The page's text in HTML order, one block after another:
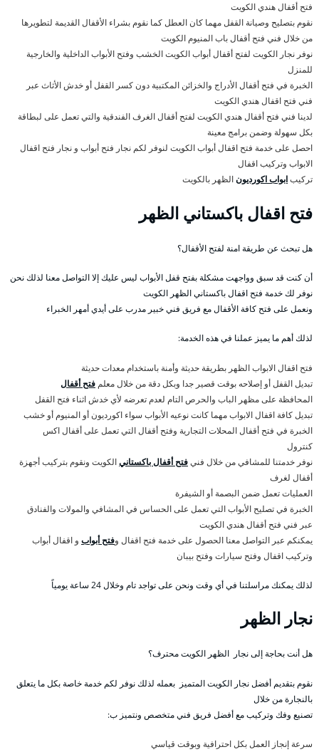
فتح أقفال هندي الكويت
نقوم بتصليح وصيانة القفل مهما كان العطل كما نقوم بشراء الأقفال القديمة لتطويرها
من خلال فني فتح أقفال باب المنيوم الكويت
نوفر نجار الكويت لفتح أقفال أبواب الكويت الخشب وفتح الأبواب الداخلية والخارجية
للمنزل
الخبرة في فتح أقفال الأدراج والخزائن المكتبية دون كسر القفل أو خدش الأثاث عبر
فني فتح اقفال هندي الكويت
لدينا فني فتح أقفال هندي الكويت لفتح أقفال الغرف الفندقية والتي تعمل على لبطاقة
بكل سهولة وضمن برامج معينة
احصل على خدمة فتح اقفال أبواب الكويت لنوفر لكم نجار فتح أبواب و نجار فتح اقفال
الابواب وتركيب اقفال
تركيبابواب اكورديونالظهر بالكويت
فتح اقفال باكستاني الظهر
هل تبحث عن طريقة امنة لفتح الأقفال؟
أن كنت قد سبق وواجهت مشكلة بفتح قفل الأبواب ليس عليك إلا التواصل معنا لذلك نحن
نوفر لك خدمة فتح اقفال باكستاني الظهر الكويت
ونعمل على فتح كافة الأقفال مع فريق فني خبير مدرب على أيدي أمهر الخبراء
لذلك أهم ما يميز عملنا في هذه الخدمة:
فتح اقفال الابواب الظهر بطريقة حديثة وأمنة باستخدام معدات حديثة
تبديل القفل أو إصلاحه بوقت قصير جدا وبكل دقة من خلال معلم فتح أقفال
المحافظة على مظهر الباب والحرص التام لعدم تعرضه لأي خدش اثناء فتح القفل
تبديل كافة اقفال الابواب مهما كانت نوعيه الأبواب سواء اكورديون أو المنيوم أو خشب
الخبرة في فتح أقفال المحلات التجارية وفتح أقفال التي تعمل على أقفال اكس
كنترول
نوفر خدمتنا للمشافي من خلال فنيفتح أقفال باكستانيالكويت ونقوم بتركيب أجهزة
أقفال لغرف
العمليات تعمل ضمن البصمة أو الشيفرة
الخبرة في تصليح الأبواب التي تعمل على الحساس في المشافي والمولات والفنادق
عبر فني فتح أقفال هندي الكويت
يمكنكم عبر التواصل معنا الحصول على خدمة فتح اقفال وفتح أبواب و اقفال أبواب
وتركيب اقفال وفتح سيارات وفتح بيبان
لذلك يمكنك مراسلتنا في أي وقت ونحن على تواجد تام وخلال 24 ساعة يومياً
نجار الظهر
هل أنت بحاجة إلى نجار الظهر الكويت محترف؟
نقوم بتقديم أفضل نجار الكويت المتميز بعمله لذلك نوفر لكم خدمة خاصة بكل ما يتعلق
بالنجارة من خلال
تصنيع وفك وتركيب مع أفضل فريق فني متخصص ونتميز ب:
سرعة إنجاز العمل بكل احترافية وبوقت قياسي